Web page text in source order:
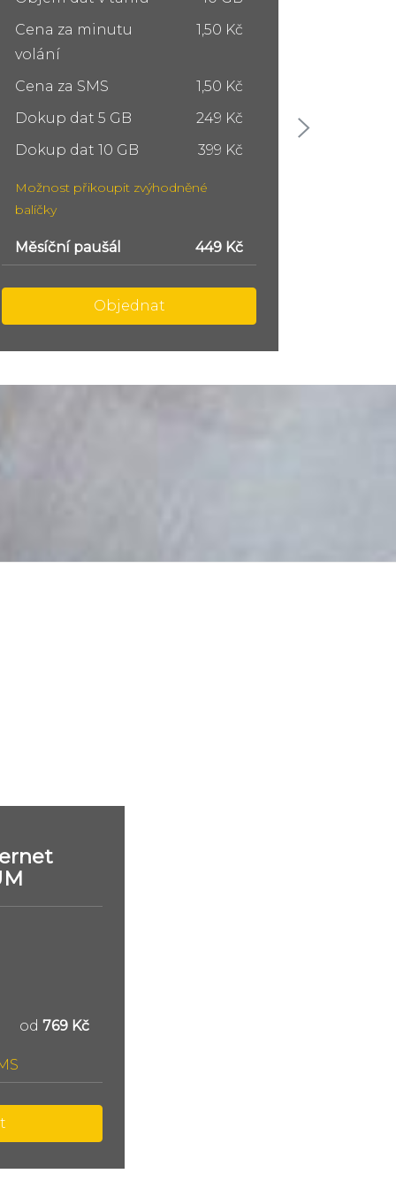
Cena za minutu
volání
1,50 Kč
Cena za SMS
1,50 Kč
Dokup dat 5 GB
249 Kč
Dokup dat 10 GB
399 Kč
Možnost přikoupit zvýhodněné
balíčky
Měsíční paušál 749 Kč
Objednat
od 769 Kč